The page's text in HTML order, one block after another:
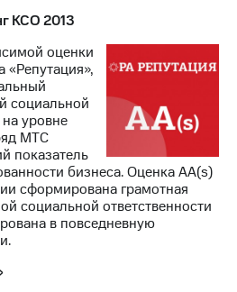
КСО 2013
оценки
«Репутация»,
социальной
уровне
МТС
показатель
бизнеса. Оценка AA(s)
сформирована грамотная
социальной ответственности
в повседневную